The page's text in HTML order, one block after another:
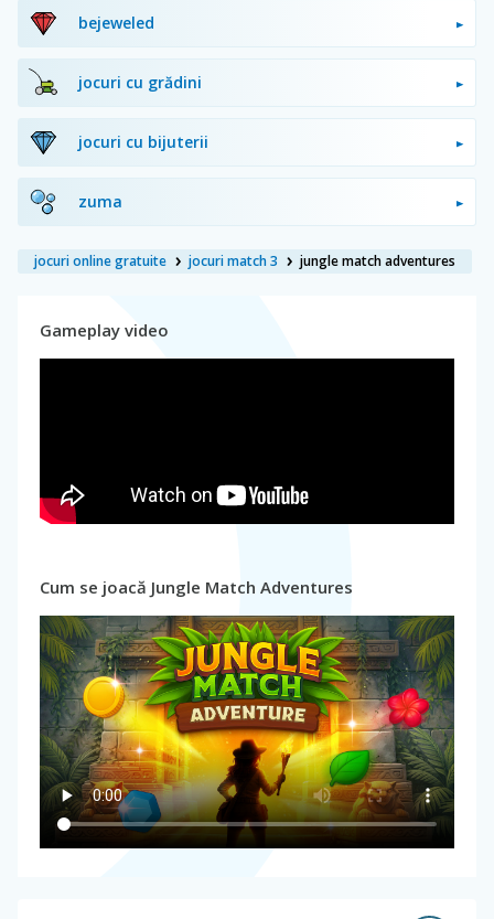
bejeweled
jocuri cu grădini
jocuri cu bijuterii
zuma
jocuri online gratuite jocuri match 3 jungle match adventures
Gameplay video
Cum se joacă Jungle Match Adventures